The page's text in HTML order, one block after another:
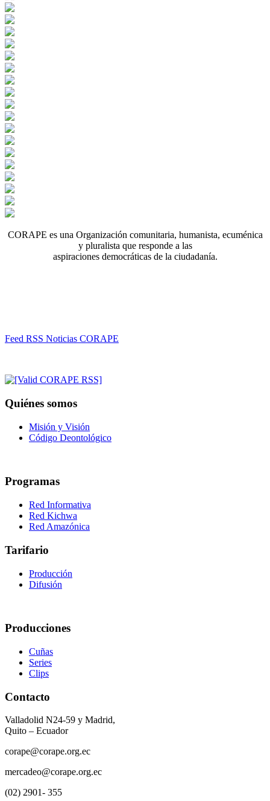
CORAPE es una Organización comunitaria, humanista, ecuménica
y pluralista que responde a las
aspiraciones democráticas de la ciudadanía.
Feed RSS Noticias CORAPE
Quiénes somos
Misión y Visión
Código Deontológico
Programas
Red Informativa
Red Kichwa
Red Amazónica
Tarifario
Producción
Difusión
Producciones
Cuñas
Series
Clips
Contacto
Valladolid N24-59 y Madrid,
Quito – Ecuador
corape@corape.org.ec
mercadeo@corape.org.ec
(02) 2901- 355